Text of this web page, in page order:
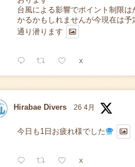
台風による影響でポイント制限は
かるかもしれませんが今現在は予
通り潜ります
X
Hirabae Divers 26 4月
今日も1日お疲れ様でした
X